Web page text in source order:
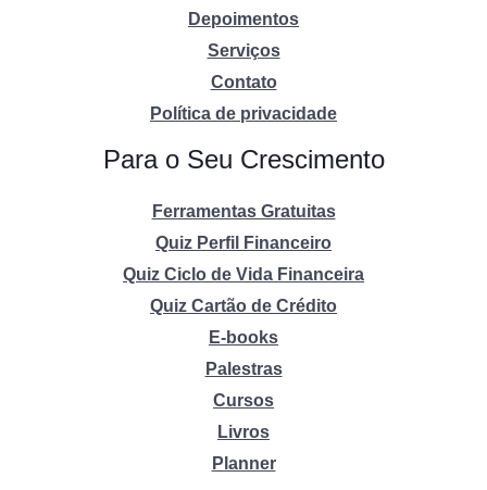
Depoimentos
Serviços
Contato
Política de privacidade
Para o Seu Crescimento
Ferramentas Gratuitas
Quiz Perfil Financeiro
Quiz Ciclo de Vida Financeira
Quiz Cartão de Crédito
E-books
Palestras
Cursos
Livros
Planner